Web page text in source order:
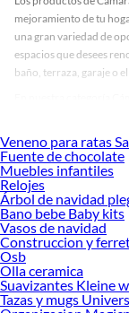
mejoramiento de tu
una gran variedad de
espacios que desees
baño, terraza, garaje o
diversos materiales,
necesario para cada
garantía.
Precios de Cámaras
Si buscar ahorrar, estás
nuestra política de
Vigilancia, así que no
complementos para que
Además, elige entre las
Las mejores marcas
Veneno para ratas
Fuente de chocolate
Muebles infantiles
Relojes
Árbol de navidad
Bano bebe Baby kits
Vasos de navidad
Construccion y
Osb
Olla ceramica
Suavizantes Kleine
Tazas y mugs